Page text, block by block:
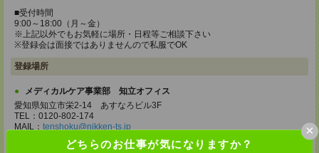
どちらのお仕事が気になりますか？
×
■受付時間
9:00～18:00（月～金）
※上記以外でもお気軽に場所・日程等ご相談下さい
※登録会は面接ではありませんので私服でOK
登録場所
メディカルケア事業部 知立オフィス
愛知県知立市栄2-14 あすなろビル3F
TEL：0120-802-174
MAIL： tenshoku@nikken-ts.jp
担当：採用担当